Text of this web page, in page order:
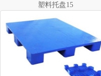
塑料托盘15